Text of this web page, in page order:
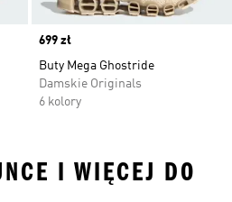
Price
699 zł
Buty Mega Ghostride
Damskie Originals
6 kolory
I WIĘCEJ DO